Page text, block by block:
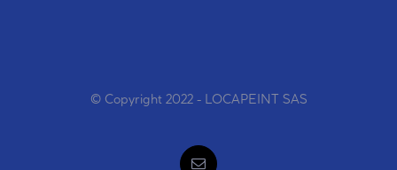
© Copyright 2022 - LOCAPEINT SAS